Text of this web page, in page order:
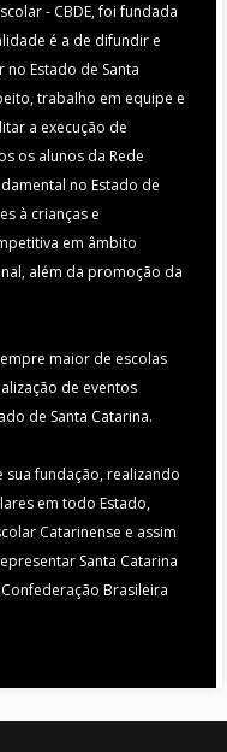
- CBDE, foi fundada
é a de difundir e
Estado de Santa
trabalho em equipe e
a execução de
os alunos da Rede
no Estado de
à crianças e
em âmbito
além da promoção da
maior de escolas
de eventos
de Santa Catarina.
sua fundação, realizando
em todo Estado,
Catarinense e assim
Santa Catarina
Brasileira